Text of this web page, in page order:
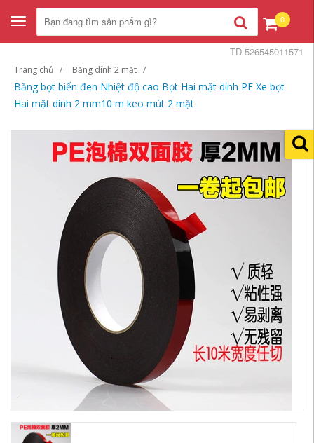
Toggle
navigation
0
Trang chủ Băng dính 2 mặt
Băng bọt biển đen Nhiệt độ cao Bọt Hai mặt dính PE Xe bọt
Hai mặt dính 2 mm10 m keo mút 2 mặt
TD-526545011571